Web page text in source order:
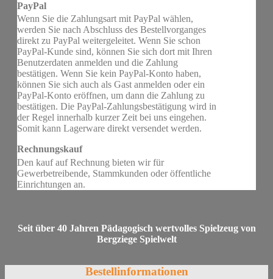
PayPal
Wenn Sie die Zahlungsart mit PayPal wählen,
werden Sie nach Abschluss des Bestellvorganges
direkt zu PayPal weitergeleitet. Wenn Sie schon
PayPal-Kunde sind, können Sie sich dort mit Ihren
Benutzerdaten anmelden und die Zahlung
bestätigen. Wenn Sie kein PayPal-Konto haben,
können Sie sich auch als Gast anmelden oder ein
PayPal-Konto eröffnen, um dann die Zahlung zu
bestätigen. Die PayPal-Zahlungsbestätigung wird in
der Regel innerhalb kurzer Zeit bei uns eingehen.
Somit kann Lagerware direkt versendet werden.
Rechnungskauf
Den kauf auf Rechnung bieten wir für
Gewerbetreibende, Stammkunden oder öffentliche
Einrichtungen an.
Seit über 40 Jahren Pädagogisch wertvolles Spielzeug von
Bergziege Spielwelt
Bestellinformationen